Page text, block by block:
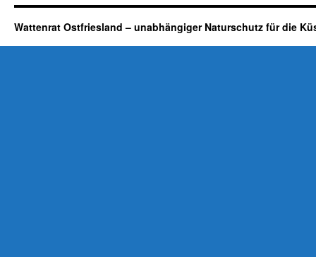
Wattenrat Ostfriesland – unabhängiger Naturschutz für die